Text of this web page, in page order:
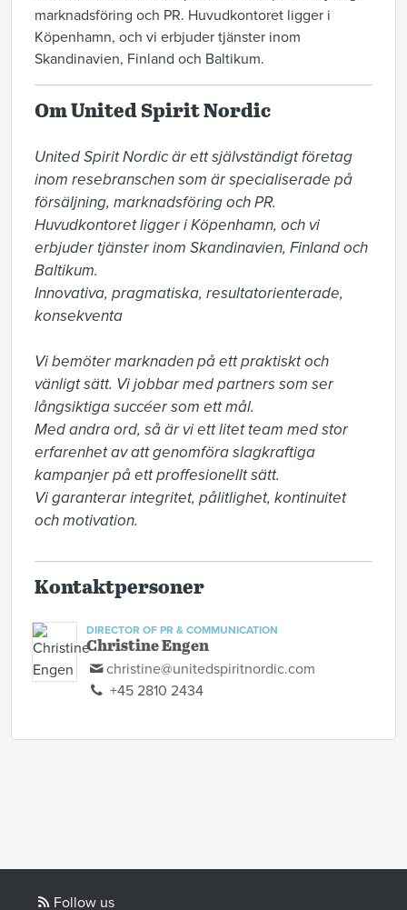
marknadsföring och PR. Huvudkontoret ligger i
Köpenhamn, och vi erbjuder tjänster inom
Skandinavien, Finland och Baltikum.
Om United Spirit Nordic
United Spirit Nordic är ett självständigt företag
inom resebranschen som är specialiserade på
försäljning, marknadsföring och PR.
Huvudkontoret ligger i Köpenhamn, och vi
erbjuder tjänster inom Skandinavien, Finland och
Baltikum.
Innovativa, pragmatiska, resultatorienterade,
konsekventa
Vi bemöter marknaden på ett praktiskt och
vänligt sätt. Vi jobbar med partners som ser
långsiktiga succéer som ett mål.
Med andra ord, så är vi ett litet team med stor
erfarenhet av att genomföra slagkraftiga
kampanjer på ett proffesionellt sätt.
Vi garanterar integritet, pålitlighet, kontinuitet
och motivation.
Kontaktpersoner
DIRECTOR OF PR & COMMUNICATION
Christine Engen
christine@unitedspiritnordic.com
+45 2810 2434
Follow us